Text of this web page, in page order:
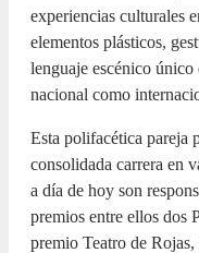
experiencias culturales
elementos plásticos,
lenguaje escénico
nacional como
Esta polifacética pareja
consolidada carrera en
a día de hoy son
premios entre ellos dos
premio Teatro de